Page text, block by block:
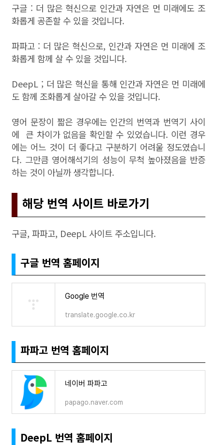
구글 : 더 많은 혁신으로 인간과 자연은 먼 미래에도 조
화롭게 공존할 수 있을 것입니다.
파파고 : 더 많은 혁신으로, 인간과 자연은 먼 미래에 조
화롭게 함께 살 수 있을 것입니다.
DeepL ; 더 많은 혁신을 통해 인간과 자연은 먼 미래에
도 함께 조화롭게 살아갈 수 있을 것입니다.
영어 문장이 짧은 경우에는 인간의 번역과 번역기 사이
에 큰 차이가 없음을 확인할 수 있었습니다. 이런 경우
에는 어느 것이 더 좋다고 구분하기 어려울 정도였습니
다. 그만큼 영어해석기의 성능이 무척 높아졌음을 반증
하는 것이 아닐까 생각합니다.
해당 번역 사이트 바로가기
구글, 파파고, DeepL 사이트 주소입니다.
구글 번역 홈페이지
Google 번역
translate.google.co.kr
파파고 번역 홈페이지
네이버 파파고
papago.naver.com
DeepL 번역 홈페이지